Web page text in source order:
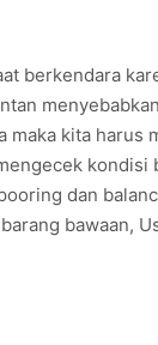
berkendara
kita harus
kondisi
dan
bawaan,